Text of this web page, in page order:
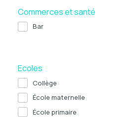
Commerces et santé
Bar
Ecoles
Collège
École maternelle
École primaire